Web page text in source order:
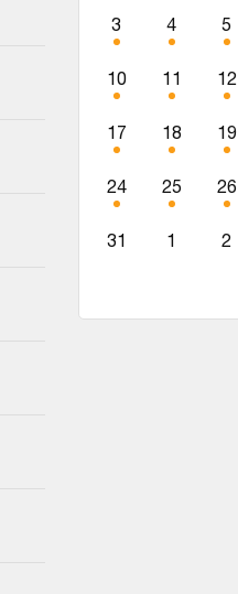
3 4 5
10 11 12
17 18 19
24 25 26
31 1 2